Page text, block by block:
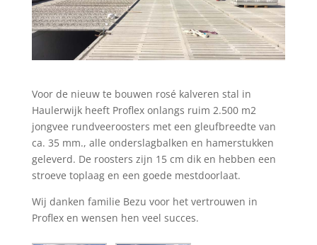
Voor de nieuw te bouwen rosé kalveren stal in
Haulerwijk heeft Proflex onlangs ruim 2.500 m2
jongvee rundveeroosters met een gleufbreedte van
ca. 35 mm., alle onderslagbalken en hamerstukken
geleverd. De roosters zijn 15 cm dik en hebben een
stroeve toplaag en een goede mestdoorlaat.
Wij danken familie Bezu voor het vertrouwen in
Proflex en wensen hen veel succes.